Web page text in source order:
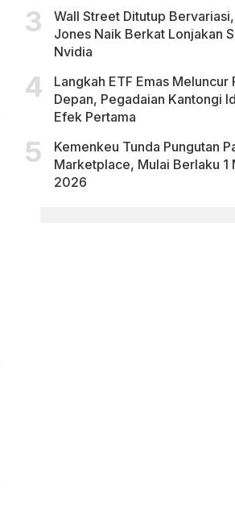
Wall Street Ditutup
Jones Naik Berkat Lonjakan
Nvidia
Langkah ETF Emas Meluncur
Depan, Pegadaian Kantongi
Efek Pertama
Kemenkeu Tunda Pungutan
Marketplace, Mulai Berlaku 1
2026